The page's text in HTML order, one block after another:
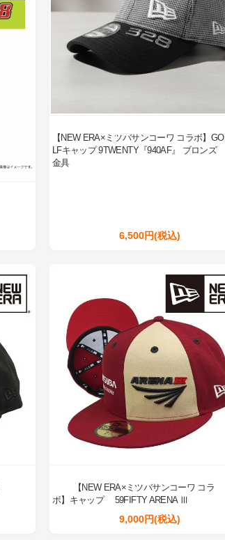
【NEW ERA×ミツバサンコーワ コラボ】GO
LFキャップ 9TWENTY『940AF』 ブロンズ
金具
6,500円(税込)
【NEW ERA×ミツバサンコーワ コラ
ボ】キャップ 59FIFTY ARENA Ⅲ
9,000円(税込)